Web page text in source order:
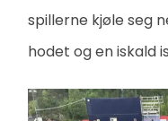
spillerne kjøle seg
hodet og en iskald